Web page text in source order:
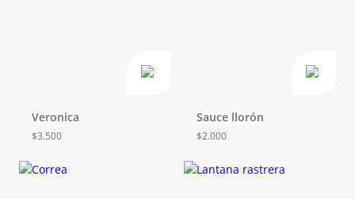
Veronica
$3.500
Sauce llorón
$2.000